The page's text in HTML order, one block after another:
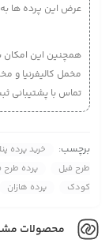
عرض این پرده ها به صورت
همچنین این امکان
مخمل کالیفرنیا و
تماس با پشتیبانی
برچسب: خرید پرده
طرح فیل
پرده طرح
کودک
پرده هازان
محصولات